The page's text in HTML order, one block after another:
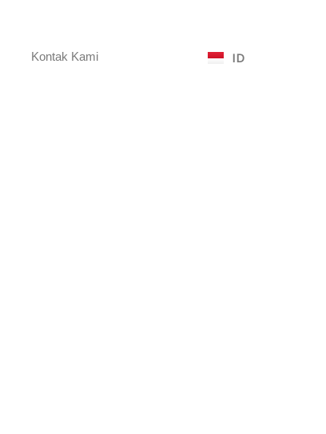
Kontak Kami ID